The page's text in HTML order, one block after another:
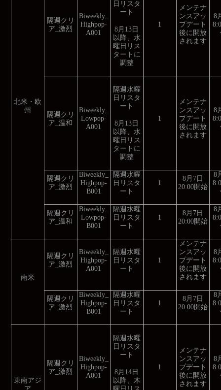
北米・欧
州
隔週クリ
ア_激烈
Biweekly_
Highpop-
A001
日リスタ
ート
8月13日
以降、水
曜日リス
タートに
調整
1
メンテナ
ンスアッ
プデート
後に開放
されます
8
隔週クリ
ア_温和
Biweekly_
Lowpop-
A001
隔週水曜
日リスタ
ート
8月13日
以降、水
曜日リス
タートに
調整
1
メンテナ
ンスアッ
プデート
後に開放
されます
8
隔週クリ
ア_激烈
Biweekly_
Highpop-
B001
隔週水曜
日リスタ
ート
1
8月7日
20:00開始
8
隔週クリ
ア_温和
Biweekly_
Lowpop-
B001
隔週水曜
日リスタ
ート
1
8月7日
20:00開始
8
南米
隔週クリ
ア_激烈
Biweekly_
Highpop-
A001
隔週水曜
日リスタ
ート
1
メンテナ
ンスアッ
プデート
後に開放
されます
8
隔週クリ
ア_激烈
Biweekly_
Highpop-
B001
隔週水曜
日リスタ
ート
1
8月7日
20:00開始
8
東南アジ
隔週クリ
ア_激烈
Biweekly_
Highpop-
A001
隔週水曜
日リスタ
ート
8月14日
以降、木
1
メンテナ
ンスアッ
プデート
後に開放
されます
8